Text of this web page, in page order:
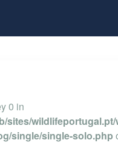
0 in
sites/wildlifeportugal.pt/
single/single-solo.php